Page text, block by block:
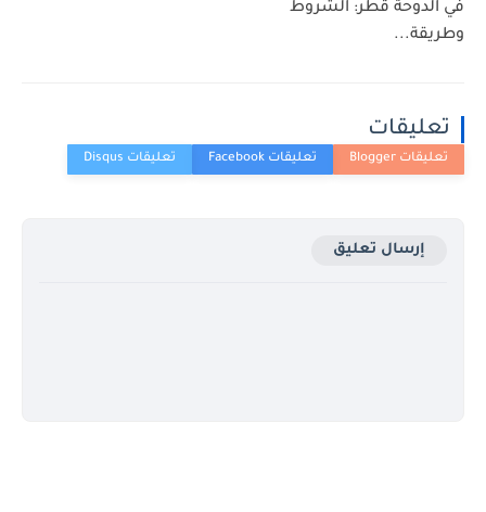
في الدوحة قطر: الشروط
وطريقة...
تعليقات
إرسال تعليق